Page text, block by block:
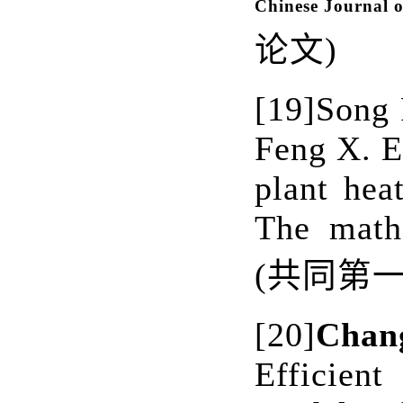
Chinese Journal
论文)
[19]Song
Feng X.
plant
The
(共同第
[20]
Efficient